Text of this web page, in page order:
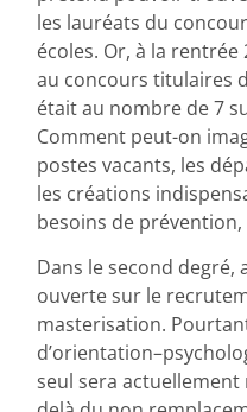
les lauréats du
écoles. Or, à la
au concours titulaires
était au nombre de 7
Comment peut-on
postes vacants, les
les créations
besoins de
Dans le second degré,
ouverte sur le
masterisation.
seul sera actuellement